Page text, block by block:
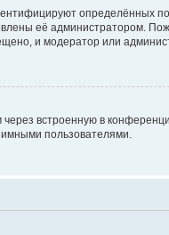
определённых
её администратором.
и модератор или
встроенную в
пользователями.